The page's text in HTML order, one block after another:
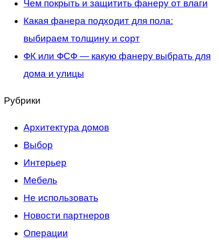
Чем покрыть и защитить фанеру от влаги
Какая фанера подходит для пола:
выбираем толщину и сорт
ФК или ФСФ — какую фанеру выбрать для
дома и улицы
Рубрики
Архитектура домов
Выбор
Интерьер
Мебель
Не использовать
Новости партнеров
Операции